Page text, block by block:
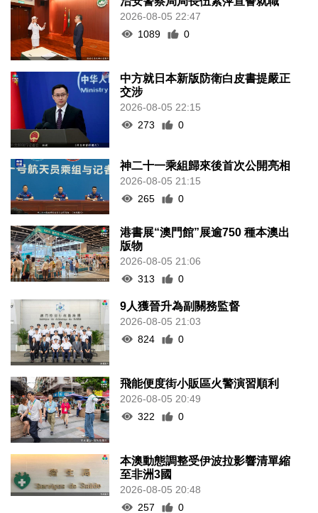
2026-08-05 22:47
1089
0
中方就日本新版防衛白皮書提嚴正
交涉
2026-08-05 22:15
273
0
神二十一乘組歸來後首次公開亮相
2026-08-05 21:15
265
0
港書展“澳門館”展逾750 種本澳出
版物
2026-08-05 21:06
313
0
9人獲晉升為副關務監督
2026-08-05 21:03
824
0
飛能便度街小販區火警演習順利
2026-08-05 20:49
322
0
本澳動態調整受伊波拉影響清單縮
至非洲3國
2026-08-05 20:48
257
0